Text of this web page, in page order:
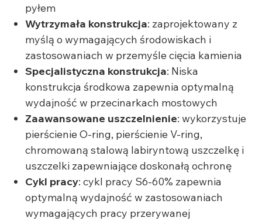
pyłem
Wytrzymała konstrukcja: zaprojektowany z
myślą o wymagających środowiskach i
zastosowaniach w przemyśle cięcia kamienia
Specjalistyczna konstrukcja: Niska
konstrukcja środkowa zapewnia optymalną
wydajność w przecinarkach mostowych
Zaawansowane uszczelnienie: wykorzystuje
pierścienie O-ring, pierścienie V-ring,
chromowaną stalową labiryntową uszczelkę i
uszczelki zapewniające doskonałą ochronę
Cykl pracy: cykl pracy S6-60% zapewnia
optymalną wydajność w zastosowaniach
wymagających pracy przerywanej